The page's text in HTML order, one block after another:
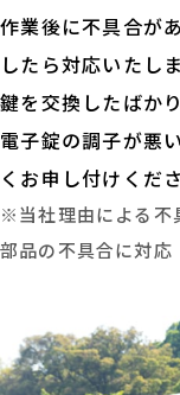
作業後に不具合が
したら対応いたしま
鍵を交換したばか
電子錠の調子が悪
くお申し付けくださ
※当社理由による不
部品の不具合に対応